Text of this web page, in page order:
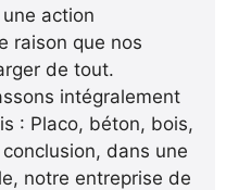
action
raison que nos
de tout.
intégralement
: Placo, béton, bois,
dans une
notre entreprise de